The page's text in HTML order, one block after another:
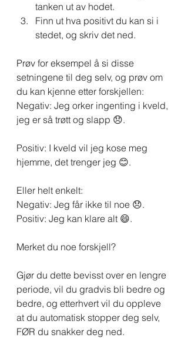
tanken ut av hodet.
Finn ut hva positivt du kan si i
stedet, og skriv det ned.
Prøv for eksempel å si disse
setningene til deg selv, og prøv om
du kan kjenne etter forskjellen:
Negativ: Jeg orker ingenting i kveld,
jeg er så trøtt og slapp 😞.
Positiv: I kveld vil jeg kose meg
hjemme, det trenger jeg 😊.
Eller helt enkelt:
Negativ: Jeg får ikke til noe 😞.
Positiv: Jeg kan klare alt 😄.
Merket du noe forskjell?
Gjør du dette bevisst over en lengre
periode, vil du gradvis bli bedre og
bedre, og etterhvert vil du oppleve
at du automatisk stopper deg selv,
FØR du snakker deg ned.